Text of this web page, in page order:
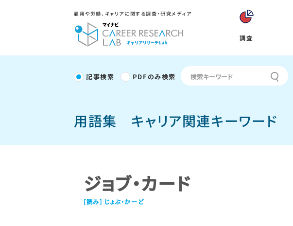
雇用や労働、キャリアに関する調査・研究メディア
調査
記事検索 PDFのみ検索
用語集 キャリア関連キーワード
ジョブ・カード
じょぶ・かーど